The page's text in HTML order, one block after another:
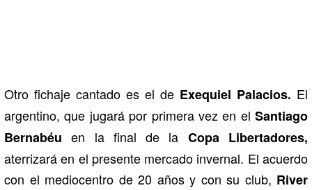
Otro fichaje cantado es el de Exequiel Palacios. El
argentino, que jugará por primera vez en el Santiago
Bernabéu en la final de la Copa Libertadores,
aterrizará en el presente mercado invernal. El acuerdo
con el mediocentro de 20 años y con su club, River